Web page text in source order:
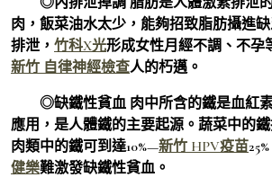
肉，飯菜油水太少，能夠招致脂肪攝進
排泄， 竹科X光形成女性月經不調、不孕
新竹 自律神經檢查人的朽邁。
◎缺鐵性貧血 肉中所含的鐵是血紅
應用，是人體鐵的主要起源。蔬菜中的鐵
肉類中的鐵可到達10%—新竹 HPV疫苗
健樂難激發缺鐵性貧血。